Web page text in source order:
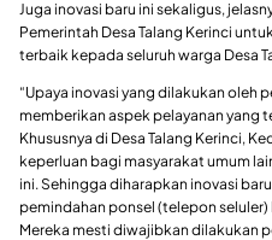
Juga inovasi baru ini sekaligus,
Pemerintah Desa Talang Kerinci
terbaik kepada seluruh warga Desa
“Upaya inovasi yang dilakukan oleh
memberikan aspek pelayanan yang
Khususnya di Desa Talang Kerinci,
keperluan bagi masyarakat umum
ini. Sehingga diharapkan inovasi
pemindahan ponsel (telepon
Mereka mesti diwajibkan dilakukan